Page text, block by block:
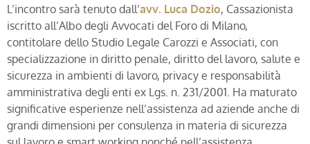
L’incontro sarà tenuto dall’avv. Luca Dozio, Cassazionista
iscritto all’Albo degli Avvocati del Foro di Milano,
contitolare dello Studio Legale Carozzi e Associati, con
specializzazione in diritto penale, diritto del lavoro, salute e
sicurezza in ambienti di lavoro, privacy e responsabilità
amministrativa degli enti ex Lgs. n. 231/2001. Ha maturato
significative esperienze nell’assistenza ad aziende anche di
grandi dimensioni per consulenza in materia di sicurezza